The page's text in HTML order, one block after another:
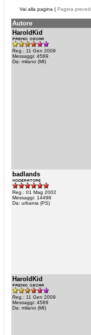
Vai alla pagina ( Pagina
Autore
HaroldKid
Reg.: 11 Gen 2009
Messaggi: 4589
Da: milano (MI)
badlands
Reg.: 01 Mag 2002
Messaggi: 14498
Da: urbania (PS)
HaroldKid
Reg.: 11 Gen 2009
Messaggi: 4589
Da: milano (MI)